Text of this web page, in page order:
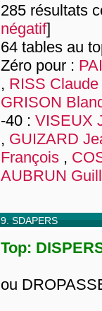
285 résultats
négatif]
64 tables au
Zéro pour :
, RISS Claude
GRISON
-40 : VISEUX
, GUIZARD
François ,
AUBRUN
9. SDAPERS
Top:
ou